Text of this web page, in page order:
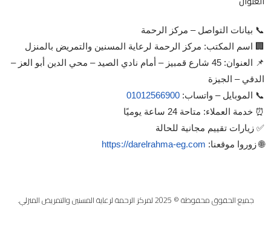
📞 بيانات التواصل – مركز الرحمة
🏢 اسم المكتب: مركز الرحمة لرعاية المسنين والتمريض بالمنزل
📌 العنوان: 45 شارع قمبيز – أمام نادي الصيد – محي الدين أبو العز –
الدقي – الجيزة
📞 الموبايل – واتساب:01012566900
⏰ خدمة العملاء: متاحة 24 ساعة يوميًا
✅ زيارات تقييم مجانية للحالة
🌐 زوروا موقعنا: https://darelrahma-eg.com
جميع الحقوق محفوظة © 2025 لمركز الرحمة لرعاية المسنين والتمريض المنزلي.